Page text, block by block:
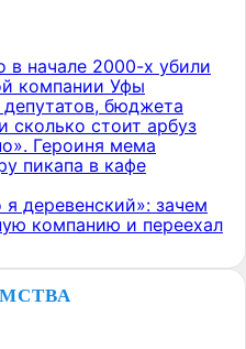
в начале 2000-х убили
компании Уфы
бюджета
сколько стоит арбуз
Героиня мема
пикапа в кафе
деревенский»: зачем
компанию и переехал